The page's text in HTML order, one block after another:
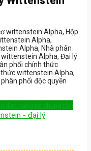
wittenstein Alpha, Hộp
Alpha,
Alpha, Nhà phân
Alpha, Đại lý
phối chính thức
wittenstein Alpha,
phối độc quyền
đơn hàng tới chúng tôi)
- đại lý